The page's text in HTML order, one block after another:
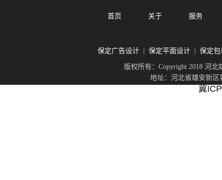
首页 关于 服务
保定广告设计| 保定平面设计| 保定包
版权所有：Copyright 2018 河
地址：河北省雄安新区
冀